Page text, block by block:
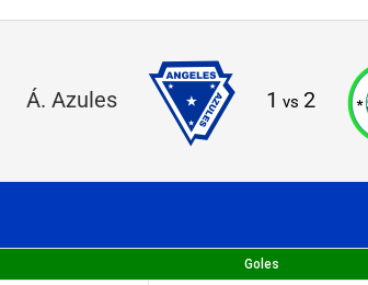
Á. Azules 1 vs 2
Goles